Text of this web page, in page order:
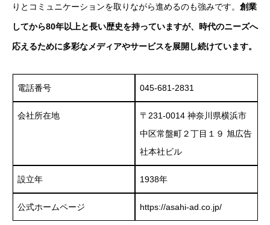
りとコミュニケーションを取りながら進めるのも強みです。 創業
してから80年以上と長い歴史を持っていますが、時代のニーズへ
応えるために多彩なメディアやサービスを展開し続けています。
電話番号 045-681-2831
会社所在地
〒231-0014 神奈川県横浜市
中区常盤町２丁目１９ 旭広告
社本社ビル
設立年 1938年
公式ホームページ https://asahi-ad.co.jp/